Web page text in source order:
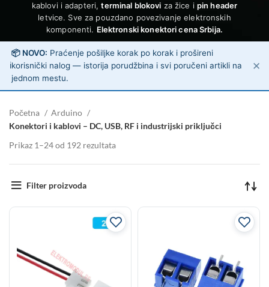
kablovi i adapteri,terminal blokovi za žice i pin header
letvice. Sve za pouzdano povezivanje elektronskih
komponenti. Elektronski konektori cena Srbija.
ℹ️
📦 NOVO: Praćenje pošiljke korak po korak i prošireni
korisnički nalog — istorija porudžbina i svi poručeni artikli na
jednom mestu.
✕
Početna
Arduino
Konektori i kablovi – DC, USB, RF i industrijski priključci
Prikaz 1–24 od 192 rezultata
Filter proizvoda